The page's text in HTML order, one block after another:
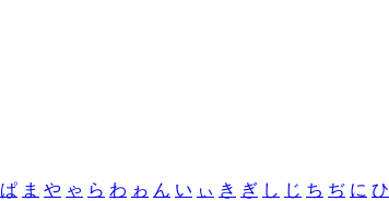
ぱ ま や ゃ ら わ ゎ ん い ぃ き ぎ し じ ち ぢ に ひ